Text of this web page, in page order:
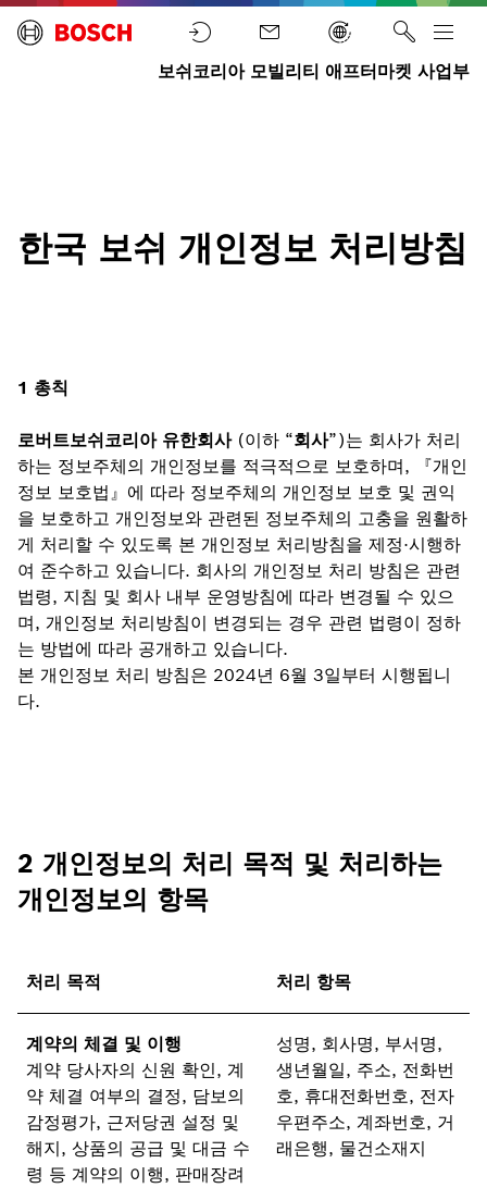
보쉬코리아 모빌리티 애프터마켓 사업부
한국 보쉬 개인정보 처리방침
1 총칙
로버트보쉬코리아 유한회사 (이하 “회사”)는 회사가 처리
하는 정보주체의 개인정보를 적극적으로 보호하며, 『개인
정보 보호법』에 따라 정보주체의 개인정보 보호 및 권익
을 보호하고 개인정보와 관련된 정보주체의 고충을 원활하
게 처리할 수 있도록 본 개인정보 처리방침을 제정·시행하
여 준수하고 있습니다. 회사의 개인정보 처리 방침은 관련
법령, 지침 및 회사 내부 운영방침에 따라 변경될 수 있으
며, 개인정보 처리방침이 변경되는 경우 관련 법령이 정하
는 방법에 따라 공개하고 있습니다.
본 개인정보 처리 방침은 2024년 6월 3일부터 시행됩니
다.
2 개인정보의 처리 목적 및 처리하는
개인정보의 항목
처리 목적 처리 항목
계약의 체결 및 이행
계약 당사자의 신원 확인, 계
약 체결 여부의 결정, 담보의
감정평가, 근저당권 설정 및
해지, 상품의 공급 및 대금 수
령 등 계약의 이행, 판매장려
성명, 회사명, 부서명,
생년월일, 주소, 전화번
호, 휴대전화번호, 전자
우편주소, 계좌번호, 거
래은행, 물건소재지